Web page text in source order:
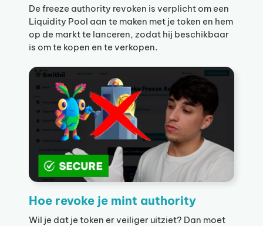
De freeze authority revoken is verplicht om een
Liquidity Pool aan te maken met je token en hem
op de markt te lanceren, zodat hij beschikbaar
is om te kopen en te verkopen.
Hoe revoke je mint authority
Wil je dat je token er veiliger uitziet? Dan moet